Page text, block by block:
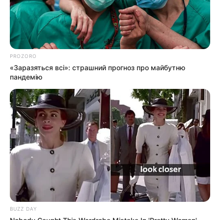
info@groza-news.info
КАТЕГОРІЇ
Без рубрики
Гарячi
Культура
Нам пишуть
Партнерські матеріали
PROZORO
«Заразяться всі»: страшний прогноз про майбутню
пандемію
BUZZ DAY